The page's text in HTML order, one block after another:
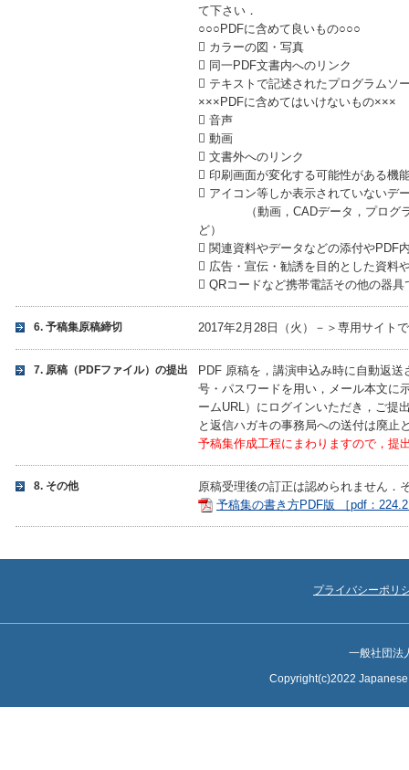
て下さい．
○○○PDFに含めて良いもの○○○
 カラーの図・写真
 同一PDF文書内へのリンク
 テキストで記述されたプログラムソ
×××PDFに含めてはいけないもの×××
 音声
 動画
 文書外へのリンク
 印刷画面が変化する可能性がある機
 アイコン等しか表示されていないデ
（動画，CADデータ，プログラ
ど）
 関連資料やデータなどの添付やPDF
 広告・宣伝・勧誘を目的とした資料
 QRコードなど携帯電話その他の器
6. 予稿集原稿締切 2017年2月28日（火）－＞専用サイト
7. 原稿（PDFファイル）の提出
PDF 原稿を，講演申込み時に自動返
号・パスワードを用い，メール本文に
ームURL）にログインいただき，ご提
と返信ハガキの事務局への送付は廃止
予稿集作成工程にまわりますので，提
8. その他
原稿受理後の訂正は認められません．
予稿集の書き方PDF版 ［pdf：
プライバシーポリ
一般社団法
Copyright(c)2022